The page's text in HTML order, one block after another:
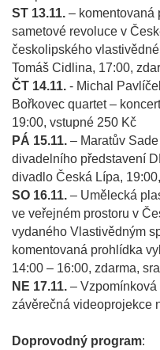
ST 13.11. – komentovaná
sametové revoluce v
českolipského
Tomáš Cidlina, 17:00,
ČT 14.11. - Michal
Bořkovec quartet –
19:00, vstupné 250 Kč
PÁ 15.11. – Maratův
divadelního představení
divadlo Česká Lípa,
SO 16.11. – Umělecká
ve veřejném prostoru v
vydaného Vlastivědným
komentovaná prohlídka
14:00 – 16:00, zdarma,
NE 17.11. – Vzpomínková
závěrečná videoprojekce
Doprovodný program: